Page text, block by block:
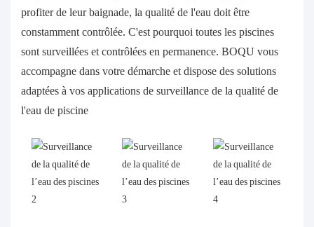
profiter de leur baignade, la qualité de l'eau doit être
constamment contrôlée. C'est pourquoi toutes les piscines
sont surveillées et contrôlées en permanence. BOQU vous
accompagne dans votre démarche et dispose des solutions
adaptées à vos applications de surveillance de la qualité de
l'eau de piscine